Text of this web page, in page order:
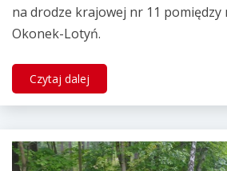
na drodze krajowej nr 11 pomiędzy
Okonek-Lotyń.
Czytaj dalej